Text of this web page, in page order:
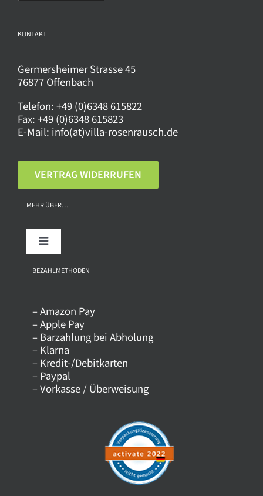
KONTAKT
Germersheimer Strasse 45
76877 Offenbach
Telefon:+49 (0)6348 615822
Fax:+49 (0)6348 615823
E-Mail: info(at)villa-rosenrausch.de
VERTRAG WIDERRUFEN
MEHR ÜBER…
Toggle
Über uns
Kontakt
Versandkosten
Datenschutz
BEZAHLMETHODEN
– Amazon Pay
– Apple Pay
– Barzahlung bei Abholung
– Klarna
– Kredit-/Debitkarten
– Paypal
– Vorkasse / Überweisung